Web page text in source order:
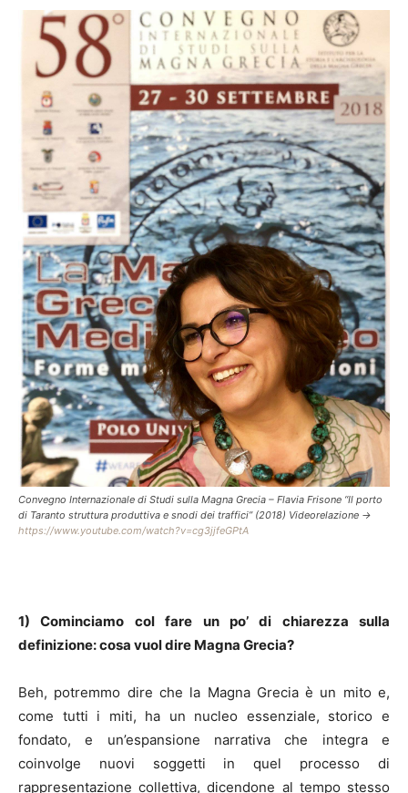
Convegno Internazionale di Studi sulla Magna Grecia – Flavia Frisone “Il porto
di Taranto struttura produttiva e snodi dei traffici” (2018) Videorelazione ->
https://www.youtube.com/watch?v=cg3jjfeGPtA
1) Cominciamo col fare un po’ di chiarezza sulla
definizione: cosa vuol dire Magna Grecia?
Beh, potremmo dire che la Magna Grecia è un mito e,
come tutti i miti, ha un nucleo essenziale, storico e
fondato, e un’espansione narrativa che integra e
coinvolge nuovi soggetti in quel processo di
rappresentazione collettiva, dicendone al tempo stesso